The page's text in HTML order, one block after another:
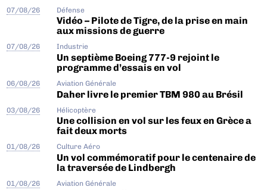
07/08/26 Défense
Vidéo – Pilote de Tigre, de la prise en main
aux missions de guerre
07/08/26 Industrie
Un septième Boeing 777-9 rejoint le
programme d’essais en vol
06/08/26 Aviation Générale
Daher livre le premier TBM 980 au Brésil
03/08/26 Hélicoptère
Une collision en vol sur les feux en Grèce a
fait deux morts
01/08/26 Culture Aéro
Un vol commémoratif pour le centenaire de
la traversée de Lindbergh
01/08/26 Aviation Générale